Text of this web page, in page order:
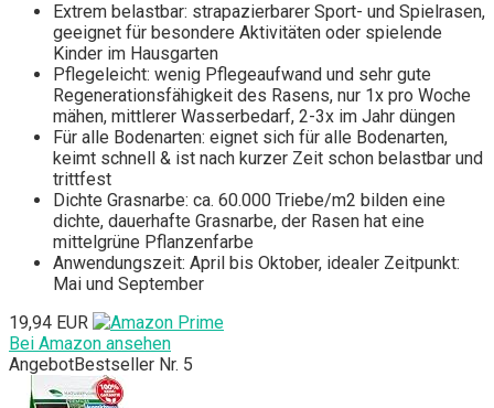
Extrem belastbar: strapazierbarer Sport- und Spielrasen,
geeignet für besondere Aktivitäten oder spielende
Kinder im Hausgarten
Pflegeleicht: wenig Pflegeaufwand und sehr gute
Regenerationsfähigkeit des Rasens, nur 1x pro Woche
mähen, mittlerer Wasserbedarf, 2-3x im Jahr düngen
Für alle Bodenarten: eignet sich für alle Bodenarten,
keimt schnell & ist nach kurzer Zeit schon belastbar und
trittfest
Dichte Grasnarbe: ca. 60.000 Triebe/m2 bilden eine
dichte, dauerhafte Grasnarbe, der Rasen hat eine
mittelgrüne Pflanzenfarbe
Anwendungszeit: April bis Oktober, idealer Zeitpunkt:
Mai und September
19,94 EUR
Bei Amazon ansehen
AngebotBestseller Nr. 5